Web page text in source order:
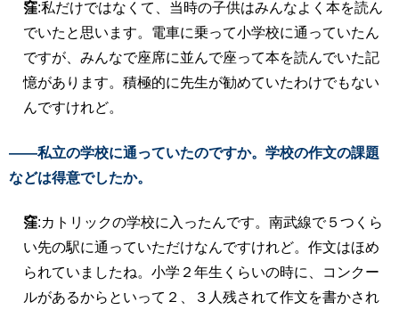
窪:私だけではなくて、当時の子供はみんなよく本を読ん
でいたと思います。電車に乗って小学校に通っていたん
ですが、みんなで座席に並んで座って本を読んでいた記
憶があります。積極的に先生が勧めていたわけでもない
んですけれど。
――私立の学校に通っていたのですか。学校の作文の課題
などは得意でしたか。
窪:カトリックの学校に入ったんです。南武線で５つくら
い先の駅に通っていただけなんですけれど。作文はほめ
られていましたね。小学２年生くらいの時に、コンクー
ルがあるからといって２、３人残されて作文を書かされ